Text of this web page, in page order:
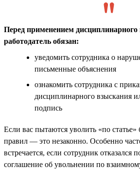
Перед применением
работодатель обязан:
уведомить сотрудника о
письменные объяснения
ознакомить сотрудника с
дисциплинарного взыскания
подпись
Если вас пытаются уволить «по статье»
правил — это незаконно. Особенно
встречается, если сотрудник отказался
соглашение об увольнении по